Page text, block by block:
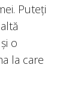
Puteți
o
la care